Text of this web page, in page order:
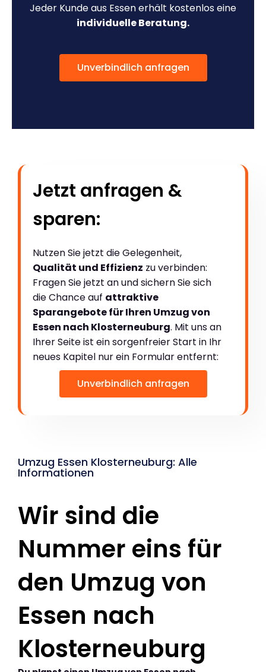
Jeder Kunde aus Essen erhält kostenlos eine
individuelle Beratung.
Unverbindlich anfragen
Jetzt anfragen &
sparen:
Nutzen Sie jetzt die Gelegenheit,
Qualität und Effizienz zu verbinden:
Fragen Sie jetzt an und sichern Sie sich
die Chance auf attraktive
Sparangebote für Ihren Umzug von
Essen nach Klosterneuburg. Mit uns an
Ihrer Seite ist ein sorgenfreier Start in Ihr
neues Kapitel nur ein Formular entfernt:
Unverbindlich anfragen
Umzug Essen Klosterneuburg: Alle
Informationen
Wir sind die
Nummer eins für
den Umzug von
Essen nach
Klosterneuburg